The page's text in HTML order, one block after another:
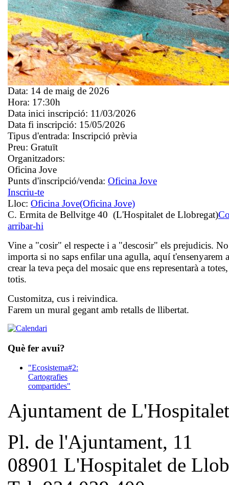
Data: 14 de maig de 2026
Hora: 17:30h
Data inici inscripció: 11/03/2026
Data fi inscripció: 15/05/2026
Tipus d'entrada: Inscripció prèvia
Preu: Gratuït
Organitzadors:
Oficina Jove
Punts d'inscripció/venda: Oficina Jove
Inscriu-te
Lloc: Oficina Jove(Oficina Jove)
C. Ermita de Bellvitge 40 (L'Hospitalet de Llobregat)
arribar-hi
Vine a "cosir" el respecte i a "descosir" els prejudicis. No
importa si no saps enfilar una agulla, aquí t'ensenyarem a
crear la teva peça del mosaic que ens representarà a
totis.
Customitza, cus i reivindica.
Farem un mural gegant amb retalls de llibertat.
Què fer avui?
"Ecosistema#2:
Cartografies
compartides"
Ajuntament de L'Hospitalet
Pl. de l'Ajuntament, 11
08901 L'Hospitalet de